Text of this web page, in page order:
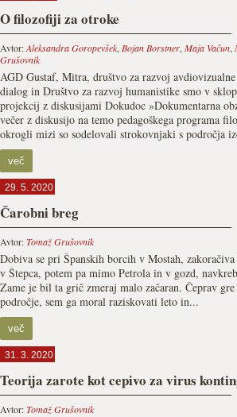
O filozofiji za otroke
Avtor:Aleksandra Goropevšek, Bojan Borstner, Maja Vačun,
Grušovnik
AGD Gustaf, Mitra, društvo za razvoj
dialog in Društvo za razvoj humanistike smo v
projekcij z diskusijami Dokudoc »Dokumentarna
večer z diskusijo na temo pedagoškega programa
okrogli mizi so sodelovali strokovnjaki s področja
več
29. 5. 2020
Čarobni breg
Avtor:Tomaž Grušovnik
Dobiva se pri Španskih borcih v Mostah, zakoračiva
v Štepca, potem pa mimo Petrola in v gozd,
Zame je bil ta grič zmeraj malo začaran. Čeprav
področje, sem ga moral raziskovati leto in...
več
31. 3. 2020
Teorija zarote kot cepivo za virus
Avtor:Tomaž Grušovnik